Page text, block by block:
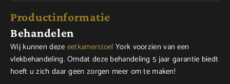
Productinformatie
Behandelen
Wij kunnen deze eetkamerstoel York voorzien van een
vlekbehandeling. Omdat deze behandeling 5 jaar garantie biedt
hoeft u zich daar geen zorgen meer om te maken!